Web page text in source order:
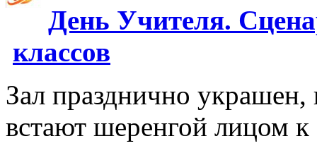
День Учителя.
классов
Зал празднично украшен,
встают шеренгой лицом к